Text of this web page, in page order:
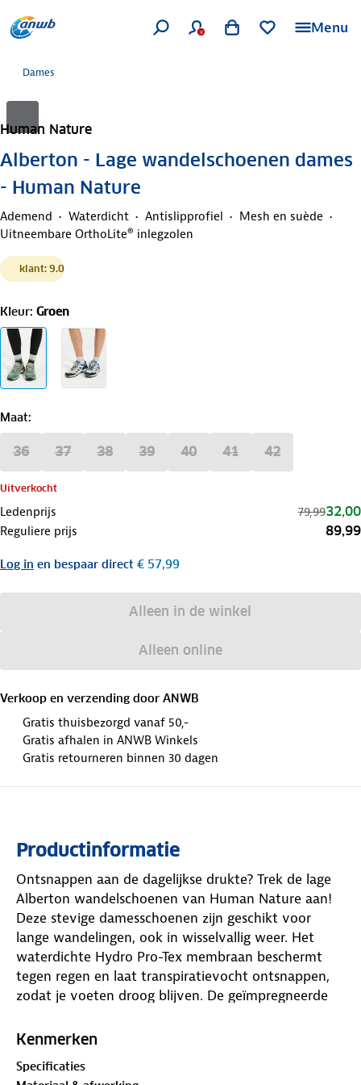
Menu
Dames
Human Nature
Alberton - Lage wandelschoenen dames
- Human Nature
Ademend Waterdicht Antislipprofiel
Mesh en suède
Uitneembare OrthoLite® inlegzolen
klant: 9.0
Kleur: Groen
Maat:
36 37 38 39 40 41 42
Uitverkocht
Ledenprijs 79,9932,00
Reguliere prijs 89,99
Log in en bespaar direct € 57,99
Alleen in de winkel
Alleen online
Verkoop en verzending door ANWB
Gratis thuisbezorgd vanaf 50,-
Gratis afhalen in ANWB Winkels
Gratis retourneren binnen 30 dagen
Productinformatie
Ontsnappen aan de dagelijkse drukte? Trek de lage
Alberton wandelschoenen van Human Nature aan!
Deze stevige damesschoenen zijn geschikt voor
lange wandelingen, ook in wisselvallig weer. Het
waterdichte Hydro Pro-Tex membraan beschermt
tegen regen en laat transpiratievocht ontsnappen,
zodat je voeten droog blijven. De geïmpregneerde
bescherming tegen water en vuil. Bij langdurig
gebeuren dat waterdruppels via naden naar binnen
Kenmerken
Specificaties